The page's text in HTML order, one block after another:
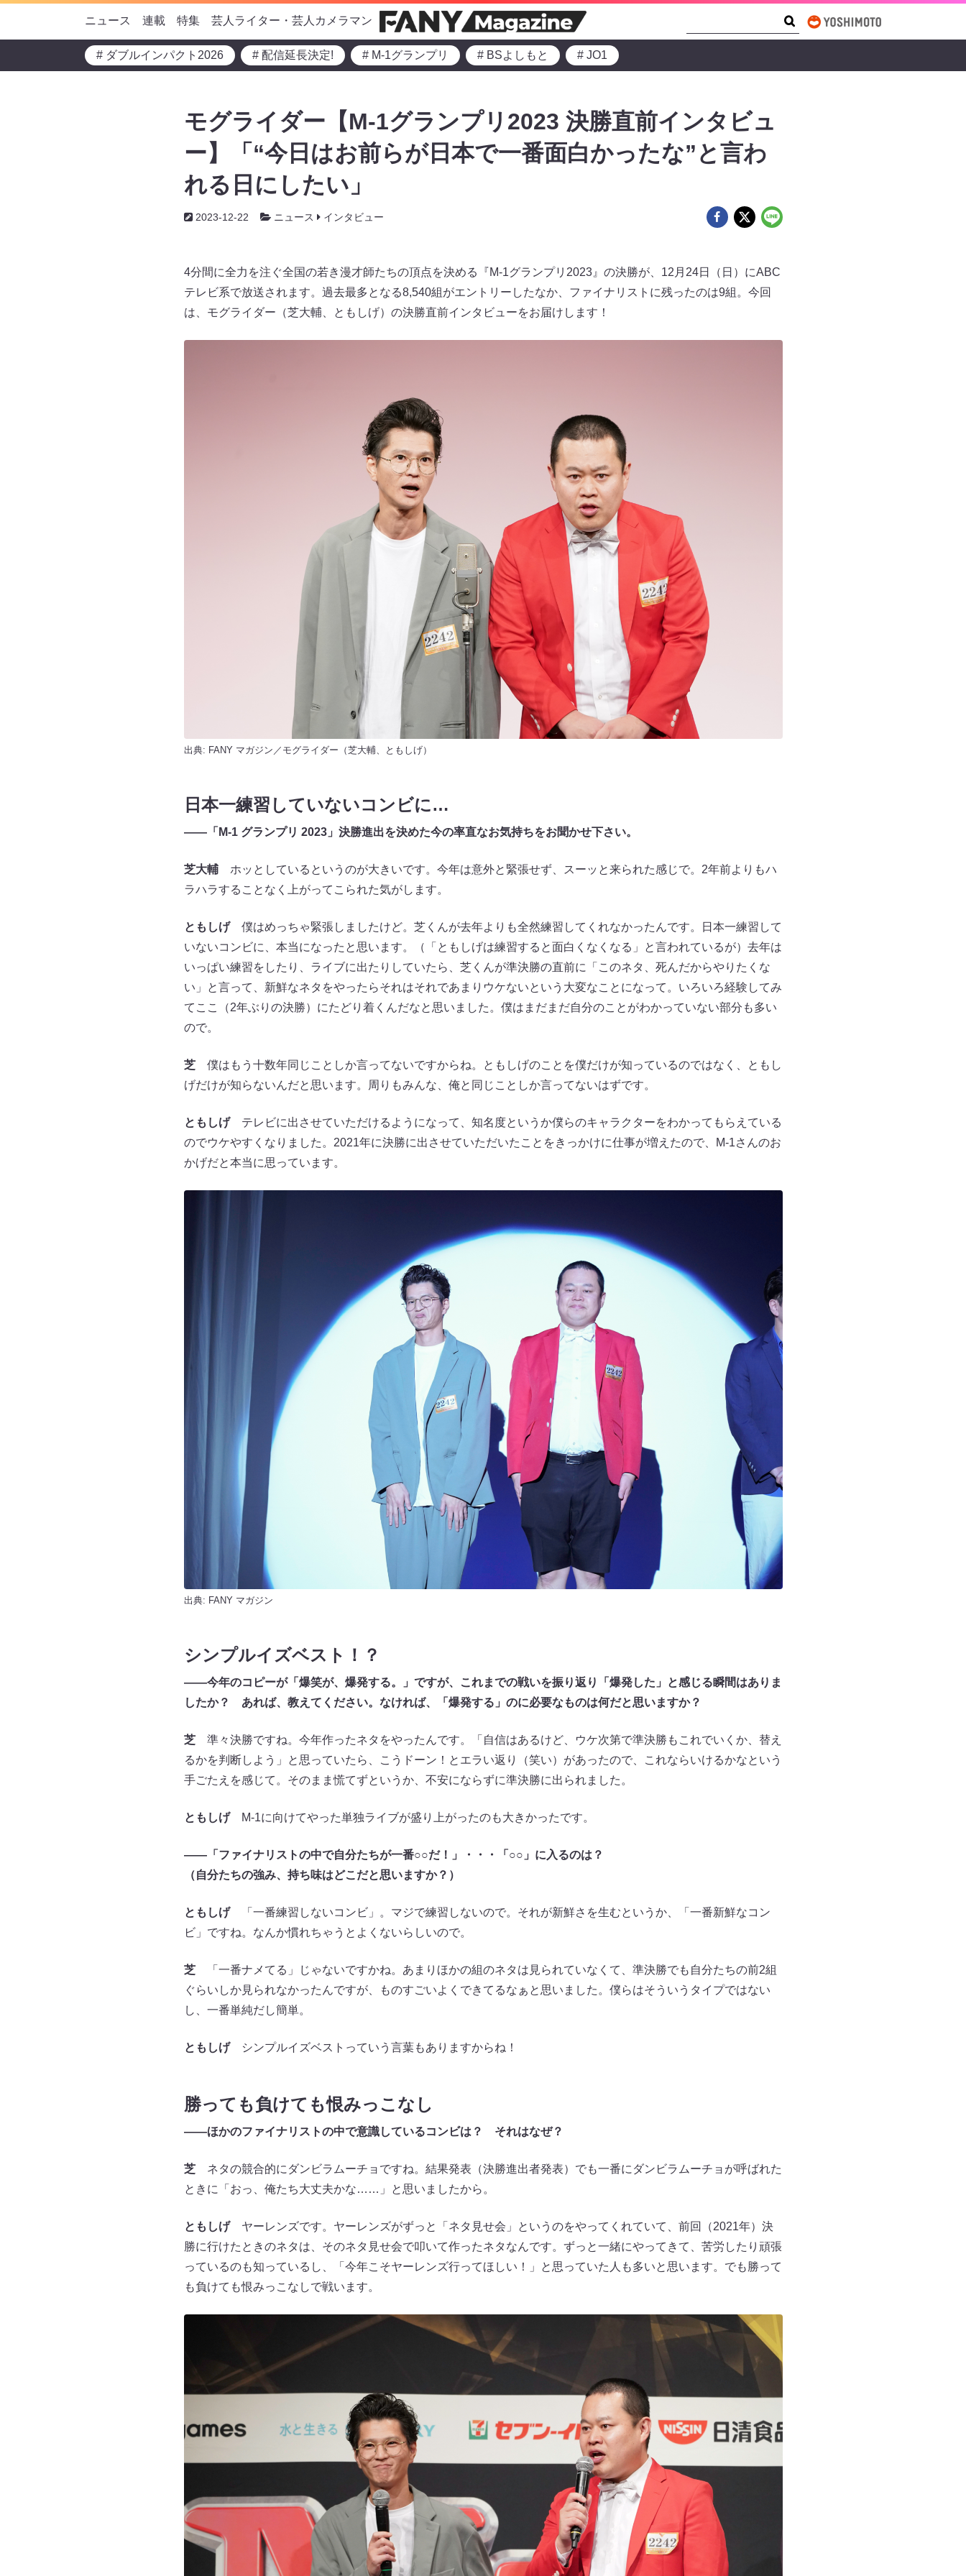
ニュース 連載 特集 芸人ライター・芸人カメラマン
# ダブルインパクト2026 # 配信延長決定! # M-1グランプリ # BSよしもと # JO1
モグライダー【M-1グランプリ2023 決勝直前インタビュ
ー】「“今日はお前らが日本で一番面白かったな”と言わ
れる日にしたい」
2023-12-22 ニュース インタビュー
4分間に全力を注ぐ全国の若き漫才師たちの頂点を決める『M-1グランプリ2023』の決勝が、12月24日（日）にABC
テレビ系で放送されます。過去最多となる8,540組がエントリーしたなか、ファイナリストに残ったのは9組。今回
は、モグライダー（芝大輔、ともしげ）の決勝直前インタビューをお届けします！
出典: FANY マガジン ／モグライダー（芝大輔、ともしげ）
日本一練習していないコンビに…
――「M-1 グランプリ 2023」決勝進出を決めた今の率直なお気持ちをお聞かせ下さい。
芝大輔ホッとしているというのが大きいです。今年は意外と緊張せず、スーッと来られた感じで。2年前よりもハ
ラハラすることなく上がってこられた気がします。
ともしげ僕はめっちゃ緊張しましたけど。芝くんが去年よりも全然練習してくれなかったんです。日本一練習して
いないコンビに、本当になったと思います。（「ともしげは練習すると面白くなくなる」と言われているが）去年は
いっぱい練習をしたり、ライブに出たりしていたら、芝くんが準決勝の直前に「このネタ、死んだからやりたくな
い」と言って、新鮮なネタをやったらそれはそれであまりウケないという大変なことになって。いろいろ経験してみ
てここ（2年ぶりの決勝）にたどり着くんだなと思いました。僕はまだまだ自分のことがわかっていない部分も多い
ので。
芝僕はもう十数年同じことしか言ってないですからね。ともしげのことを僕だけが知っているのではなく、ともし
げだけが知らないんだと思います。周りもみんな、俺と同じことしか言ってないはずです。
ともしげテレビに出させていただけるようになって、知名度というか僕らのキャラクターをわかってもらえている
のでウケやすくなりました。2021年に決勝に出させていただいたことをきっかけに仕事が増えたので、M-1さんのお
かげだと本当に思っています。
出典: FANY マガジン
シンプルイズベスト！？
――今年のコピーが「爆笑が、爆発する。」ですが、これまでの戦いを振り返り「爆発した」と感じる瞬間はありま
したか？ あれば、教えてください。なければ、「爆発する」のに必要なものは何だと思いますか？
芝準々決勝ですね。今年作ったネタをやったんです。「自信はあるけど、ウケ次第で準決勝もこれでいくか、替え
るかを判断しよう」と思っていたら、こうドーン！とエラい返り（笑い）があったので、これならいけるかなという
手ごたえを感じて。そのまま慌てずというか、不安にならずに準決勝に出られました。
ともしげM-1に向けてやった単独ライブが盛り上がったのも大きかったです。
――「ファイナリストの中で自分たちが一番○○だ！」・・・「○○」に入るのは？
（自分たちの強み、持ち味はどこだと思いますか？）
ともしげ「一番練習しないコンビ」。マジで練習しないので。それが新鮮さを生むというか、「一番新鮮なコン
ビ」ですね。なんか慣れちゃうとよくないらしいので。
芝「一番ナメてる」じゃないですかね。あまりほかの組のネタは見られていなくて、準決勝でも自分たちの前2組
ぐらいしか見られなかったんですが、ものすごいよくできてるなぁと思いました。僕らはそういうタイプではない
し、一番単純だし簡単。
ともしげシンプルイズベストっていう言葉もありますからね！
勝っても負けても恨みっこなし
――ほかのファイナリストの中で意識しているコンビは？ それはなぜ？
芝ネタの競合的にダンビラムーチョですね。結果発表（決勝進出者発表）でも一番にダンビラムーチョが呼ばれた
ときに「おっ、俺たち大丈夫かな……」と思いましたから。
ともしげヤーレンズです。ヤーレンズがずっと「ネタ見せ会」というのをやってくれていて、前回（2021年）決
勝に行けたときのネタは、そのネタ見せ会で叩いて作ったネタなんです。ずっと一緒にやってきて、苦労したり頑張
っているのも知っているし、「今年こそヤーレンズ行ってほしい！」と思っていた人も多いと思います。でも勝って
も負けても恨みっこなしで戦います。